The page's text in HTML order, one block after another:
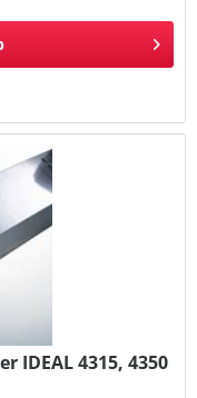
IDEAL 4315, 4350